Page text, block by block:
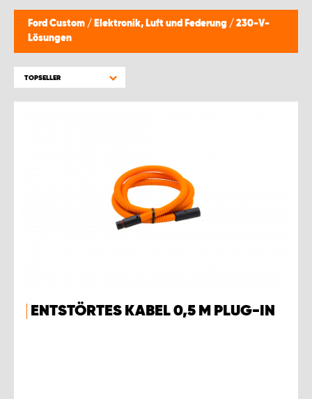
Ford Custom / Elektronik, Luft und Federung / 230-V-
Lösungen
TOPSELLER
ENTSTÖRTES KABEL 0,5 M PLUG-IN